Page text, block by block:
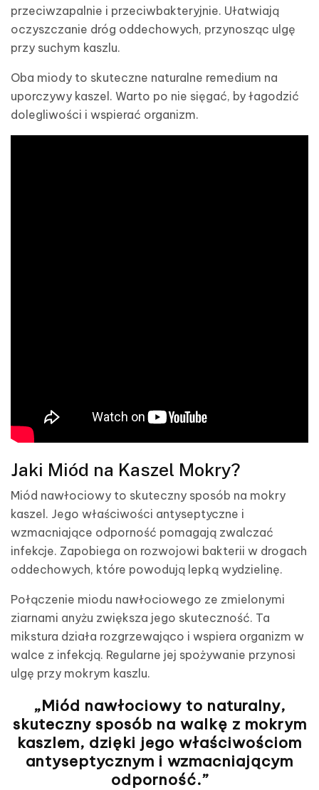
przeciwzapalnie i przeciwbakteryjnie. Ułatwiają
oczyszczanie dróg oddechowych, przynosząc ulgę
przy suchym kaszlu.
Oba miody to skuteczne naturalne remedium na
uporczywy kaszel. Warto po nie sięgać, by łagodzić
dolegliwości i wspierać organizm.
Jaki Miód na Kaszel Mokry?
Miód nawłociowy to skuteczny sposób na mokry
kaszel. Jego właściwości antyseptyczne i
wzmacniające odporność pomagają zwalczać
infekcje. Zapobiega on rozwojowi bakterii w drogach
oddechowych, które powodują lepką wydzielinę.
Połączenie miodu nawłociowego ze zmielonymi
ziarnami anyżu zwiększa jego skuteczność. Ta
mikstura działa rozgrzewająco i wspiera organizm w
walce z infekcją. Regularne jej spożywanie przynosi
ulgę przy mokrym kaszlu.
„Miód nawłociowy to naturalny,
skuteczny sposób na walkę z mokrym
kaszlem, dzięki jego właściwościom
antyseptycznym i wzmacniającym
odporność.”